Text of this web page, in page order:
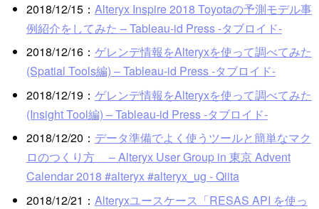
2018/12/15： Alteryx Inspire 2018 Toyotaの予測モデル事
例紹介をしてみた – Tableau-id Press -タブロイド-
2018/12/16： ゲレンデ情報をAlteryxを使って調べてみた
(Spatial Tools編) – Tableau-id Press -タブロイド-
2018/12/19： ゲレンデ情報をAlteryxを使って調べてみた
(Insight Tool編) – Tableau-id Press -タブロイド-
2018/12/20： データ準備でよく使うツールと簡単なマク
ロのつくり方 – Alteryx User Group in 東京 Advent
Calendar 2018 #alteryx #alteryx_ug - Qiita
2018/12/21： Alteryxユースケース「RESAS API を使っ